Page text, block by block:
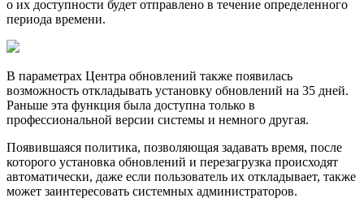
о их доступности будет отправлено в течение определенного
периода времени.
В параметрах Центра обновлений также появилась
возможность откладывать установку обновлений на 35 дней.
Раньше эта функция была доступна только в
профессиональной версии системы и немного другая.
Появившаяся политика, позволяющая задавать время, после
которого установка обновлений и перезагрузка происходят
автоматически, даже если пользователь их откладывает, также
может заинтересовать системных администраторов.